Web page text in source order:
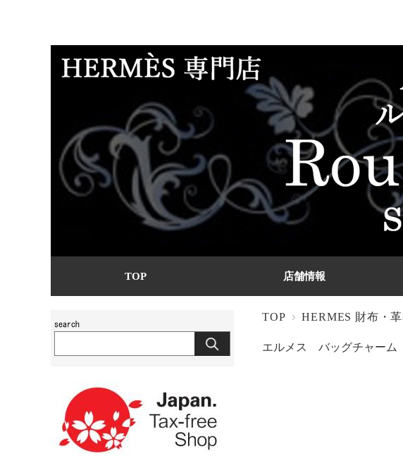
TOP 店舗情報
TOP HERMES 財布・
エルメス バッグチャー